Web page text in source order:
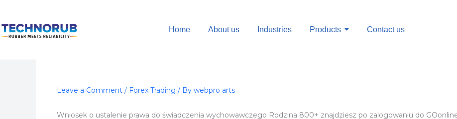
content
Home About us Industries Products Contact us
Leave a Comment / Forex Trading / By webpro arts
Wniosek o ustalenie prawa do świadczenia wychowawczego Rodzina 800+ znajdziesz po zalogowaniu do